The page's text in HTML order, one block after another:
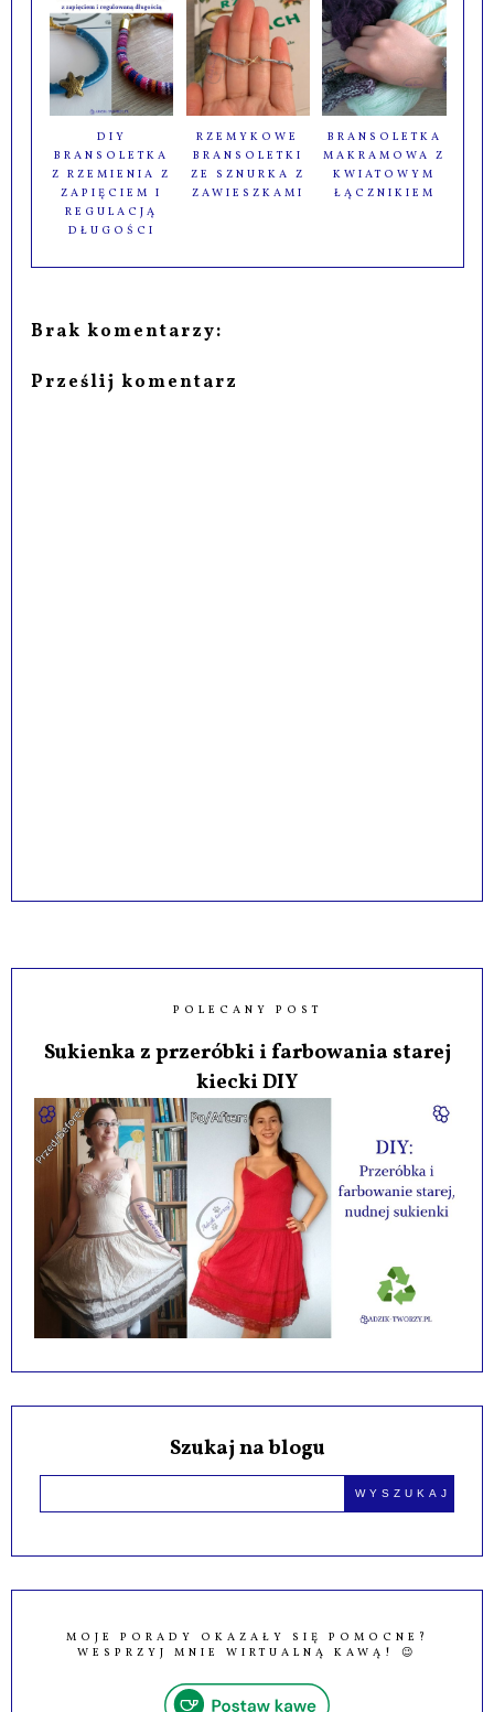
DIY
BRANSOLETKA
Z RZEMIENIA Z
ZAPIĘCIEM I
REGULACJĄ
DŁUGOŚCI
RZEMYKOWE
BRANSOLETKI
ZE SZNURKA Z
ZAWIESZKAMI
BRANSOLETKA
MAKRAMOWA Z
KWIATOWYM
ŁĄCZNIKIEM
Brak komentarzy:
Prześlij komentarz
POLECANY POST
Sukienka z przeróbki i farbowania starej
kiecki DIY
Szukaj na blogu
MOJE PORADY OKAZAŁY SIĘ POMOCNE?
WESPRZYJ MNIE WIRTUALNĄ KAWĄ! 😉